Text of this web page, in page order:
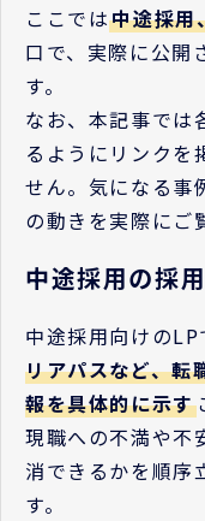
ここでは中途採用
口で、実際に公開
す。
なお、本記事では
るようにリンクを
せん。気になる事
の動きを実際にご
中途採用の採
中途採用向けの
リアパスなど、転
報を具体的に示す
現職への不満や不
消できるかを順序
す。